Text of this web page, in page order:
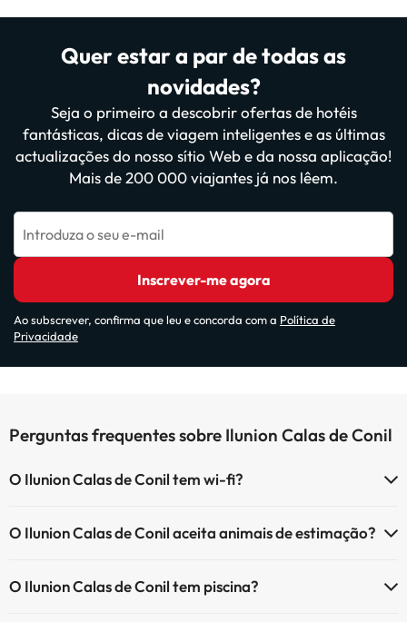
Quer estar a par de todas as
novidades?
Seja o primeiro a descobrir ofertas de hotéis
fantásticas, dicas de viagem inteligentes e as últimas
actualizações do nosso sítio Web e da nossa aplicação!
Mais de 200 000 viajantes já nos lêem.
Introduza o seu e-mail
Inscrever-me agora
Ao subscrever, confirma que leu e concorda com a Política de
Privacidade
Perguntas frequentes sobre Ilunion Calas de Conil
O Ilunion Calas de Conil tem wi-fi?
O Ilunion Calas de Conil aceita animais de estimação?
pedido e com pagamento directo no local). Consulte as condições.
O Ilunion Calas de Conil tem piscina?